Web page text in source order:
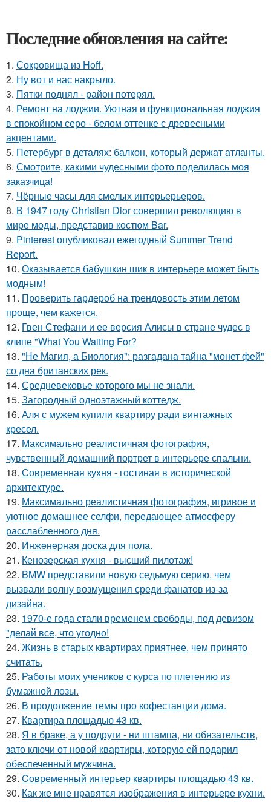
Последние обновления на сайте:
1. Сокровища из Hoff.
2. Ну вот и нас накрыло.
3. Пятки поднял - район потерял.
4. Ремонт на лоджии. Уютная и функциональная лоджия
в спокойном серо - белом оттенке с древесными
акцентами.
5. Петербург в деталях: балкон, который держат атланты.
6. Смотрите, какими чудесными фото поделилась моя
заказчица!
7. Чёрные часы для смелых интерьерьеров.
8. В 1947 году Christian Dior совершил революцию в
мире моды, представив костюм Bar.
9. Pinterest опубликовал ежегодный Summer Trend
Report.
10. Оказывается бабушкин шик в интерьере может быть
модным!
11. Проверить гардероб на трендовость этим летом
проще, чем кажется.
12. Гвен Стефани и ее версия Алисы в стране чудес в
клипе "What You Waiting For?
13. "Не Магия, а Биология": разгадана тайна "монет фей"
со дна британских рек.
14. Средневековье которого мы не знали.
15. Загородный одноэтажный коттедж.
16. Аля с мужем купили квартиру ради винтажных
кресел.
17. Максимально реалистичная фотография,
чувственный домашний портрет в интерьере спальни.
18. Современная кухня - гостиная в исторической
архитектуре.
19. Максимально реалистичная фотография, игривое и
уютное домашнее селфи, передающее атмосферу
расслабленного дня.
20. Инжeнepная доска для пола.
21. Кенозерская кухня - высший пилотаж!
22. BMW представили новую седьмую серию, чем
вызвали волну возмущения среди фанатов из-за
дизайна.
23. 1970-е года стали временем свободы, под девизом
"делай все, что угодно!
24. Жизнь в старых квартирах приятнее, чем принято
считать.
25. Работы моих учеников с курса по плетению из
бумажной лозы.
26. В продолжение темы про кофестанции дома.
27. Квартира площадью 43 кв.
28. Я в браке, а у подруги - ни штампа, ни обязательств,
зато ключи от новой квартиры, которую ей подарил
обеспеченный мужчина.
29. Cовременный интерьер квартиры площадью 43 кв.
30. Как же мне нравятся изображения в интерьере кухни.